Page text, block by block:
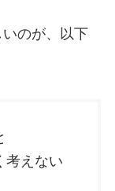
のが、以下
考えない